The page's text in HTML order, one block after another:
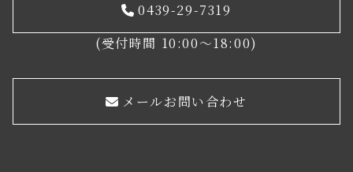
0439-29-7319
(受付時間 10:00～18:00)
メールお問い合わせ